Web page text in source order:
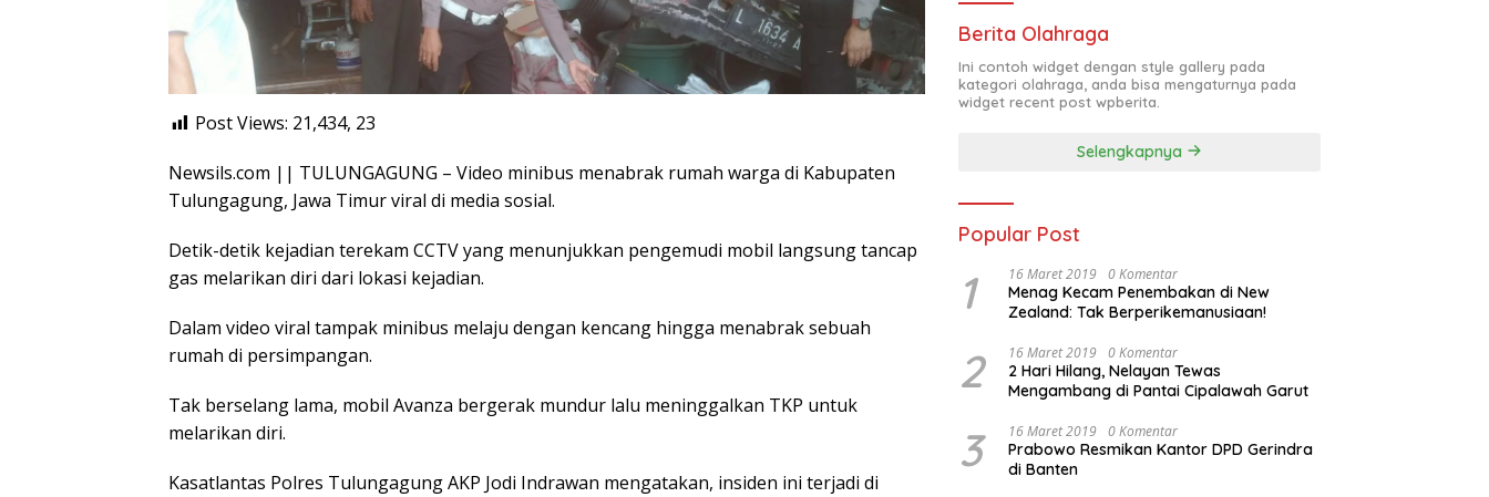
Post Views: 21,434, 23
Newsils.com || TULUNGAGUNG – Video minibus menabrak rumah warga di Kabupaten
Tulungagung, Jawa Timur viral di media sosial.
Detik-detik kejadian terekam CCTV yang menunjukkan pengemudi mobil langsung tancap
gas melarikan diri dari lokasi kejadian.
Dalam video viral tampak minibus melaju dengan kencang hingga menabrak sebuah
rumah di persimpangan.
Tak berselang lama, mobil Avanza bergerak mundur lalu meninggalkan TKP untuk
melarikan diri.
Kasatlantas Polres Tulungagung AKP Jodi Indrawan mengatakan, insiden ini terjadi di
Berita Olahraga
Ini contoh widget dengan style gallery pada
kategori olahraga, anda bisa mengaturnya pada
widget recent post wpberita.
Selengkapnya
Popular Post
1 16 Maret 2019 0 Komentar
Menag Kecam Penembakan di New
Zealand: Tak Berperikemanusiaan!
2 16 Maret 2019 0 Komentar
2 Hari Hilang, Nelayan Tewas
Mengambang di Pantai Cipalawah Garut
3 16 Maret 2019 0 Komentar
Prabowo Resmikan Kantor DPD Gerindra
di Banten